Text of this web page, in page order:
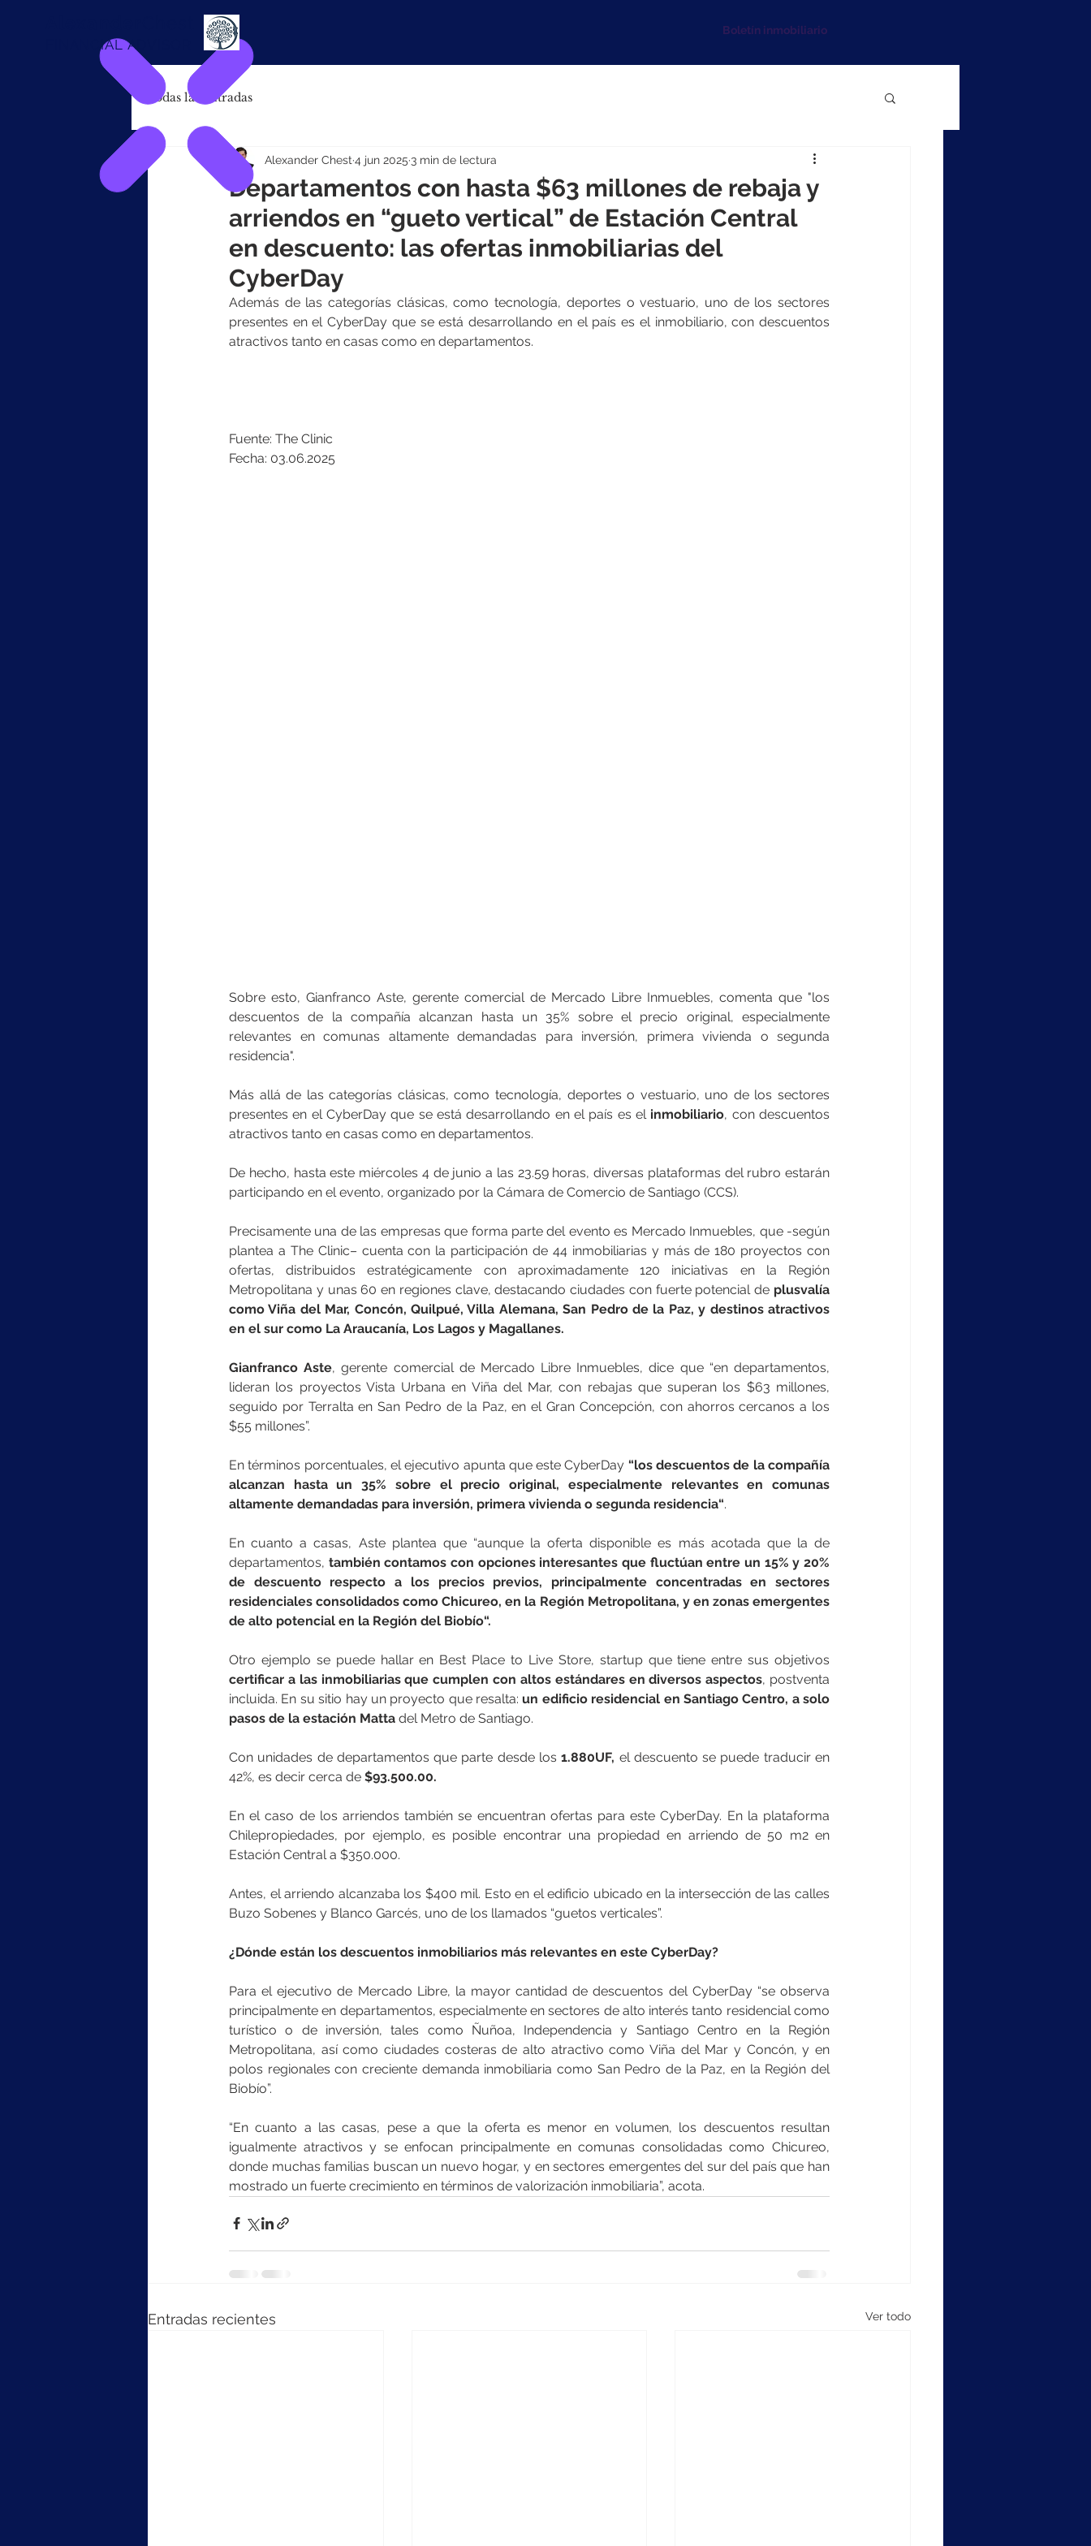
FINANCIAL ADVISOR
Boletín inmobiliario
Todas las entradas
Departamentos con hasta $63 millones de rebaja y
arriendos en “gueto vertical” de Estación Central
en descuento: las ofertas inmobiliarias del
CyberDay
Alexander Chest 4 jun 2025 3 min de lectura
Además de las categorías clásicas, como tecnología, deportes o vestuario, uno de los sectores
presentes en el CyberDay que se está desarrollando en el país es el inmobiliario, con descuentos
atractivos tanto en casas como en departamentos.
Fuente: The Clinic
Fecha: 03.06.2025
Sobre esto, Gianfranco Aste, gerente comercial de Mercado Libre Inmuebles, comenta que "los
descuentos de la compañía alcanzan hasta un 35% sobre el precio original, especialmente
relevantes en comunas altamente demandadas para inversión, primera vivienda o segunda
residencia".
Más allá de las categorías clásicas, como tecnología, deportes o vestuario, uno de los sectores
presentes en el CyberDay que se está desarrollando en el país es el inmobiliario, con descuentos
atractivos tanto en casas como en departamentos.
De hecho, hasta este miércoles 4 de junio a las 23.59 horas, diversas plataformas del rubro estarán
participando en el evento, organizado por la Cámara de Comercio de Santiago (CCS).
Precisamente una de las empresas que forma parte del evento es Mercado Inmuebles, que -según
plantea a The Clinic– cuenta con la participación de 44 inmobiliarias y más de 180 proyectos con
ofertas, distribuidos estratégicamente con aproximadamente 120 iniciativas en la Región
Metropolitana y unas 60 en regiones clave, destacando ciudades con fuerte potencial de plusvalía
como Viña del Mar, Concón, Quilpué, Villa Alemana, San Pedro de la Paz, y destinos atractivos
en el sur como La Araucanía, Los Lagos y Magallanes.
Gianfranco Aste, gerente comercial de Mercado Libre Inmuebles, dice que “en departamentos,
lideran los proyectos Vista Urbana en Viña del Mar, con rebajas que superan los $63 millones,
seguido por Terralta en San Pedro de la Paz, en el Gran Concepción, con ahorros cercanos a los
$55 millones”.
En términos porcentuales, el ejecutivo apunta que este CyberDay “los descuentos de la compañía
alcanzan hasta un 35% sobre el precio original, especialmente relevantes en comunas
altamente demandadas para inversión, primera vivienda o segunda residencia“.
En cuanto a casas, Aste plantea que “aunque la oferta disponible es más acotada que la de
departamentos, también contamos con opciones interesantes que fluctúan entre un 15% y 20%
de descuento respecto a los precios previos, principalmente concentradas en sectores
residenciales consolidados como Chicureo, en la Región Metropolitana, y en zonas emergentes
de alto potencial en la Región del Biobío“.
certificar a las inmobiliarias que cumplen con altos estándares en diversos aspectos, postventa
incluida. En su sitio hay un proyecto que resalta: un edificio residencial en Santiago Centro, a solo
pasos de la estación Matta del Metro de Santiago.
Con unidades de departamentos que parte desde los 1.880UF, el descuento se puede traducir en
42%, es decir cerca de $93.500.00.
En el caso de los arriendos también se encuentran ofertas para este CyberDay. En la plataforma
Chilepropiedades, por ejemplo, es posible encontrar una propiedad en arriendo de 50 m2 en
Estación Central a $350.000.
Antes, el arriendo alcanzaba los $400 mil. Esto en el edificio ubicado en la intersección de las calles
Buzo Sobenes y Blanco Garcés, uno de los llamados “guetos verticales”.
¿Dónde están los descuentos inmobiliarios más relevantes en este CyberDay?
Para el ejecutivo de Mercado Libre, la mayor cantidad de descuentos del CyberDay “se observa
principalmente en departamentos, especialmente en sectores de alto interés tanto residencial como
turístico o de inversión, tales como Ñuñoa, Independencia y Santiago Centro en la Región
Metropolitana, así como ciudades costeras de alto atractivo como Viña del Mar y Concón, y en
polos regionales con creciente demanda inmobiliaria como San Pedro de la Paz, en la Región del
Biobío”.
“En cuanto a las casas, pese a que la oferta es menor en volumen, los descuentos resultan
igualmente atractivos y se enfocan principalmente en comunas consolidadas como Chicureo,
donde muchas familias buscan un nuevo hogar, y en sectores emergentes del sur del país que han
mostrado un fuerte crecimiento en términos de valorización inmobiliaria”, acota.
Entradas recientes Ver todo